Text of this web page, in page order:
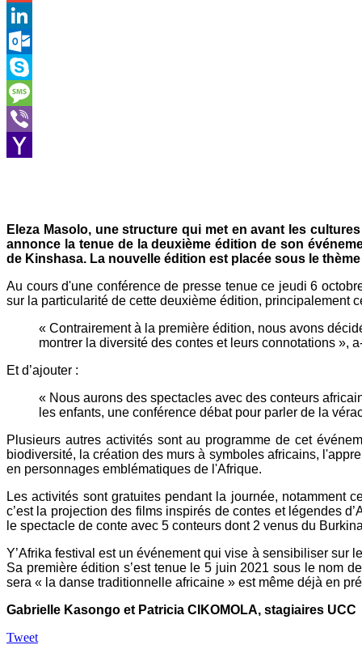
Gmail
LinkedIn
Outlook.com
Skype
Message
Viber
Eleza Masolo, une structure qui met en avant les
annonce la tenue de la deuxième édition de son
de Kinshasa. La nouvelle édition est placée sous le
Au cours d'une conférence de presse tenue ce jeudi 6
sur la particularité de cette deuxième édition, principalement
« Contrairement à la première édition, nous avons
montrer la diversité des contes et leurs connotations »,
Et d’ajouter :
« Nous aurons des spectacles avec des conteurs
les enfants, une conférence débat pour parler de la
Plusieurs autres activités sont au programme de cet
biodiversité, la création des murs à symboles africains,
en personnages emblématiques de l'Afrique.
Les activités sont gratuites pendant la journée, notamment
c’est la projection des films inspirés de contes et légendes
le spectacle de conte avec 5 conteurs dont 2 venus du
Y’Afrika festival est un événement qui vise à sensibiliser sur
Sa première édition s’est tenue le 5 juin 2021 sous le nom
sera « la danse traditionnelle africaine » est même déjà en
Gabrielle Kasongo et Patricia CIKOMOLA, stagiaires UCC
Tweet